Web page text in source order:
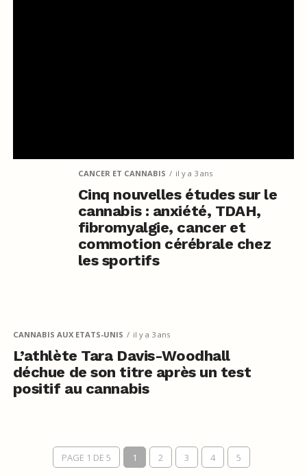
CANCER ET CANNABIS il y a 3 ans
Cinq nouvelles études sur le
cannabis : anxiété, TDAH,
fibromyalgie, cancer et
commotion cérébrale chez
les sportifs
CANNABIS AUX ETATS-UNIS il y a 3 ans
L’athlète Tara Davis-Woodhall
déchue de son titre après un test
positif au cannabis
PAGE 1 DE 5 1 2 3 4 5